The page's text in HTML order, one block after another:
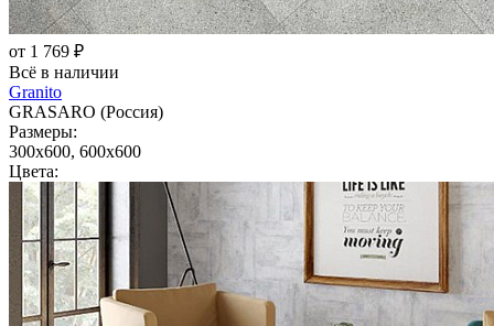
от 1 769 ₽
Всё в наличии
Granito
GRASARO (Россия)
Размеры:
300x600, 600x600
Цвета: